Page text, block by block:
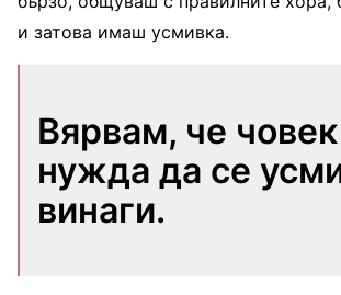
и затова имаш усмивка.
Вярвам, че
нужда да се
винаги.